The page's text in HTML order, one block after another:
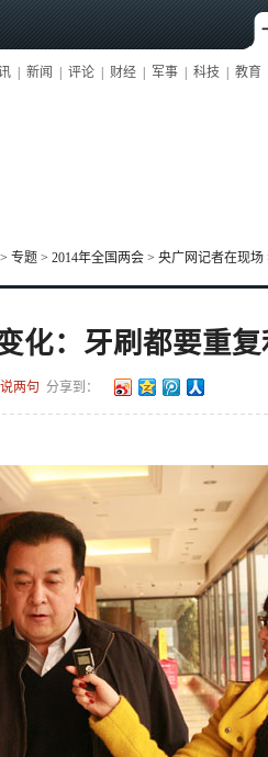
新闻 评论 财经 军事 科技 教育
> 专题 > 2014年全国两会 > 央广网记者在现场
化：牙刷都要重
说两句 分享到：